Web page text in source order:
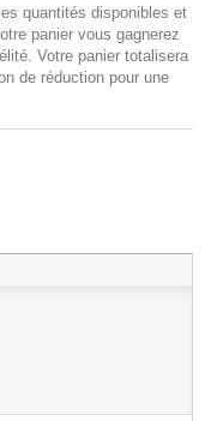
quantités disponibles et
panier vous gagnerez
Votre panier totalisera
de réduction pour une